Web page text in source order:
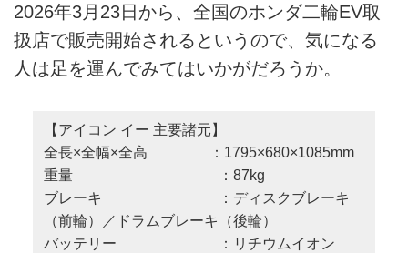
2026年3月23日から、全国のホンダ二輪EV取
扱店で販売開始されるというので、気になる
人は足を運んでみてはいかがだろうか。
【アイコン イー 主要諸元】
全長×全幅×全高 ：1795×680×1085mm
重量 ：87kg
ブレーキ ：ディスクブレーキ
（前輪）／ドラムブレーキ（後輪）
バッテリー ：リチウムイオン